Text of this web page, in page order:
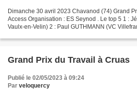
Dimanche 30 avril 2023 Chavanod (74) Grand
Access Organisation : ES Seynod . Le top 5 1 :
Vaulx-en-Velin) 2 : Paul GUTHMANN (VC
Grand Prix du Travail à Cruas
Publié le 02/05/2023 à 09:24
Par veloquercy